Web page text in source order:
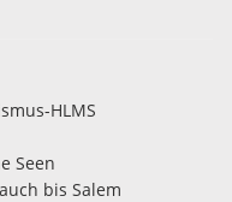
HLMS
Seen
bis Salem